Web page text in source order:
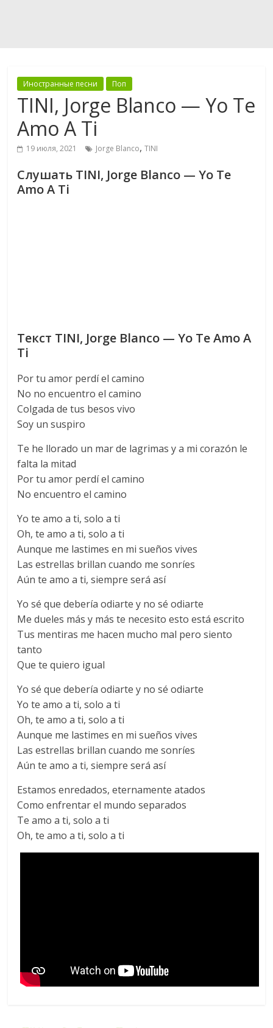
Иностранные песни Поп
TINI, Jorge Blanco — Yo Te
Amo A Ti
19 июля, 2021 Jorge Blanco,TINI
Слушать TINI, Jorge Blanco — Yo Te
Amo A Ti
Текст TINI, Jorge Blanco — Yo Te Amo A
Ti
Por tu amor perdí el camino
No no encuentro el camino
Colgada de tus besos vivo
Soy un suspiro
Te he llorado un mar de lagrimas y a mi corazón le
falta la mitad
Por tu amor perdí el camino
No encuentro el camino
Yo te amo a ti, solo a ti
Oh, te amo a ti, solo a ti
Aunque me lastimes en mi sueños vives
Las estrellas brillan cuando me sonríes
Aún te amo a ti, siempre será así
Yo sé que debería odiarte y no sé odiarte
Me dueles más y más te necesito esto está escrito
Tus mentiras me hacen mucho mal pero siento
tanto
Que te quiero igual
Yo sé que debería odiarte y no sé odiarte
Yo te amo a ti, solo a ti
Oh, te amo a ti, solo a ti
Aunque me lastimes en mi sueños vives
Las estrellas brillan cuando me sonríes
Aún te amo a ti, siempre será así
Estamos enredados, eternamente atados
Como enfrentar el mundo separados
Te amo a ti, solo a ti
Oh, te amo a ti, solo a ti